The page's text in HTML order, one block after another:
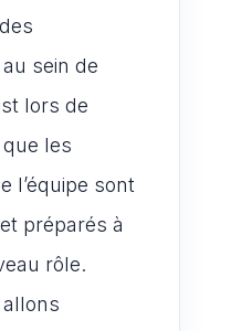
sein de
lors de
les
l’équipe sont
préparés à
rôle.